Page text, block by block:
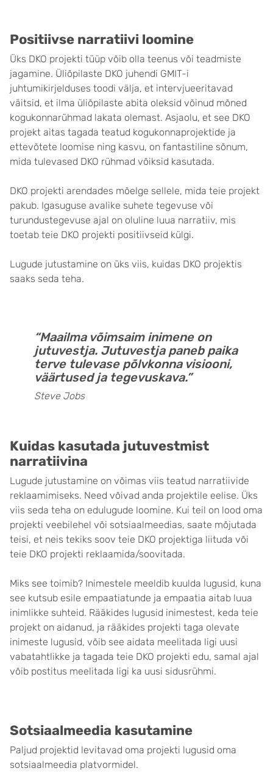
Positiivse narratiivi loomine
Üks DKO projekti tüüp võib olla teenus või teadmiste
jagamine. Üliõpilaste DKO juhendi GMIT-i
juhtumikirjelduses toodi välja, et intervjueeritavad
väitsid, et ilma üliõpilaste abita oleksid võinud mõned
kogukonnarühmad lakata olemast. Asjaolu, et see DKO
projekt aitas tagada teatud kogukonnaprojektide ja
ettevõtete loomise ning kasvu, on fantastiline sõnum,
mida tulevased DKO rühmad võiksid kasutada.
DKO projekti arendades mõelge sellele, mida teie projekt
pakub. Igasuguse avalike suhete tegevuse või
turundustegevuse ajal on oluline luua narratiiv, mis
toetab teie DKO projekti positiivseid külgi.
Lugude jutustamine on üks viis, kuidas DKO projektis
saaks seda teha.
“Maailma võimsaim inimene on
jutuvestja. Jutuvestja paneb paika
terve tulevase põlvkonna visiooni,
väärtused ja tegevuskava.”
Steve Jobs
Kuidas kasutada jutuvestmist
narratiivina
Lugude jutustamine on võimas viis teatud narratiivide
reklaamimiseks. Need võivad anda projektile eelise. Üks
viis seda teha on edulugude loomine. Kui teil on lood oma
projekti veebilehel või sotsiaalmeedias, saate mõjutada
teisi, et neis tekiks soov teie DKO projektiga liituda või
teie DKO projekti reklaamida/soovitada.
Miks see toimib? Inimestele meeldib kuulda lugusid, kuna
see kutsub esile empaatiatunde ja empaatia aitab luua
inimlikke suhteid. Rääkides lugusid inimestest, keda teie
projekt on aidanud, ja rääkides projekti taga olevate
inimeste lugusid, võib see aidata meelitada ligi uusi
vabatahtlikke ja tagada teie DKO projekti edu, samal ajal
võib postitus meelitada ligi ka uusi sidusrühmi.
Sotsiaalmeedia kasutamine
Paljud projektid levitavad oma projekti lugusid oma
sotsiaalmeedia platvormidel.